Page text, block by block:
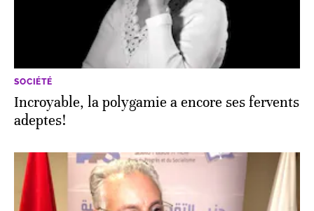
SOCIÉTÉ
Incroyable, la polygamie a encore ses fervents
adeptes!